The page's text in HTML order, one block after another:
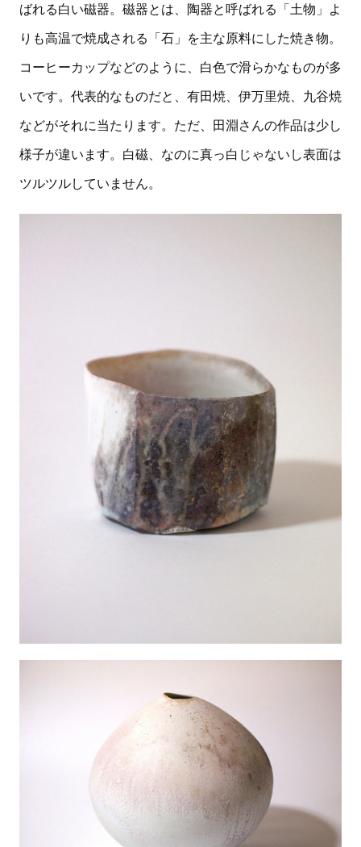
ばれる白い磁器。磁器とは、陶器と呼ばれる「土物」よ
りも高温で焼成される「石」を主な原料にした焼き物。
コーヒーカップなどのように、白色で滑らかなものが多
いです。代表的なものだと、有田焼、伊万里焼、九谷焼
などがそれに当たります。ただ、田淵さんの作品は少し
様子が違います。白磁、なのに真っ白じゃないし表面は
ツルツルしていません。